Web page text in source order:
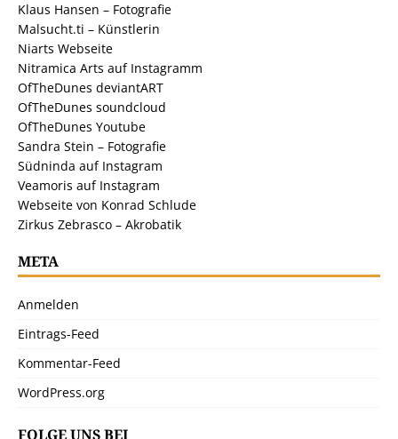
Klaus Hansen – Fotografie
Malsucht.ti – Künstlerin
Niarts Webseite
Nitramica Arts auf Instagramm
OfTheDunes deviantART
OfTheDunes soundcloud
OfTheDunes Youtube
Sandra Stein – Fotografie
Südninda auf Instagram
Veamoris auf Instagram
Webseite von Konrad Schlude
Zirkus Zebrasco – Akrobatik
META
Anmelden
Eintrags-Feed
Kommentar-Feed
WordPress.org
FOLGE UNS BEI